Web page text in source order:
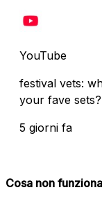
YouTube
festival vets:
your fave sets?
5 giorni fa
Cosa non